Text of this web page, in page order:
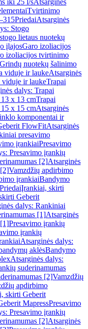
iki 25 l/sAtsarginės
Tvirtinimo
PriedaiAtsarginės
Stogo
lietaus nuotekų
įlajosGaro izoliacijos
izoliacijos tvirtinimo
Grindų nuotekų šalinimo
viduje ir laukeAtsarginės
viduje ir laukeTrapai
dalys: Trapai
x 13 cmTrapai
x 15 cmAtsarginės
komponentai ir
FlowFitAtsarginės
presavimo
įrankiaiPresavimo
Presavimo įrankių
[2]Atsarginės
Vamzdžių apdirbimo
įrankiaiBandymo
PriedaiĮrankiai, skirti
Geberit
dalys: Rankiniai
[1]Atsarginės
Presavimo įrankių
įrankių
Atsarginės dalys:
aklėsBandymo
Atsarginės dalys:
suderinamumas
[2]Vamzdžių
apdirbimo
skirti Geberit
MapressPresavimo
Presavimo įrankių
[2]Atsarginės